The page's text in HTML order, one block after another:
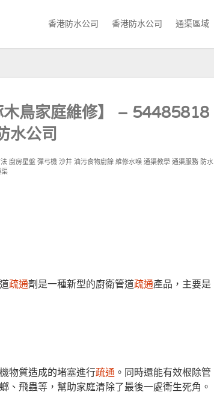
香港防水公司 香港防水公司 通渠區域
木鳥家庭維修】 – 54485818
水公司
廚房星盤 彈弓機 沙井 油污食物廚餘 維修水喉 通渠教學 通渠服務 防水
渠
疏通劑是一種新型的廚衛管道疏通產品，主要是
物質造成的堵塞進行疏通。同時還能有效根除管
、飛蟲等，幫助家庭清除了最後一處衛生死角。